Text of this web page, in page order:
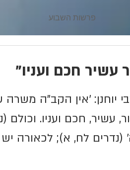
פרשות השבוע
עשיר חכם ועניו"
יוחנן: 'אין הקב"ה משרה
עשיר, חכם ועניו. וכולם
לח, א); לכאורה יש